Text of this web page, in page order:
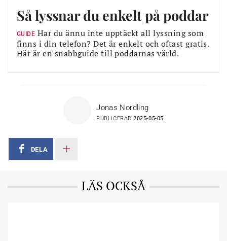
Så lyssnar du enkelt på poddar
GUIDE Har du ännu inte upptäckt all lyssning som
finns i din telefon? Det är enkelt och oftast gratis.
Här är en snabbguide till poddarnas värld.
Jonas Nordling
PUBLICERAD2025-05-05
DELA
LÄS OCKSÅ